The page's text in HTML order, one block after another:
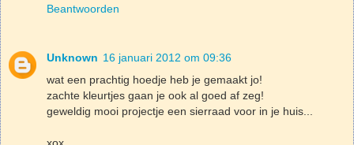
Beantwoorden
Unknown 16 januari 2012 om 09:36
wat een prachtig hoedje heb je gemaakt jo!
zachte kleurtjes gaan je ook al goed af zeg!
geweldig mooi projectje een sierraad voor in je huis...
xox